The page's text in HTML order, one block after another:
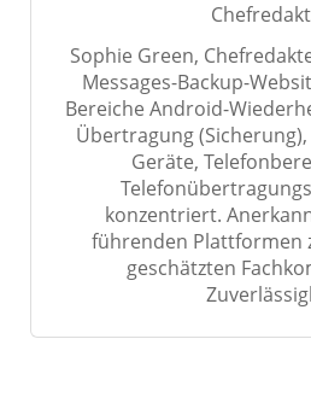
Sophie Green,
Messages-Backup-
Bereiche Android-
Übertragung
Geräte,
konzentriert.
führenden Plattformen
geschätzten